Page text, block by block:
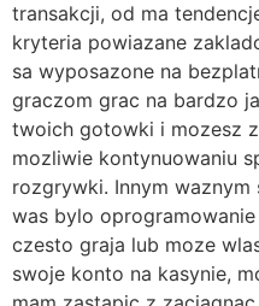
transakcji, od ma
kryteria powiazane
sa wyposazone na
graczom grac na bardzo
twoich gotowki i mozesz
mozliwie kontynuowaniu
rozgrywki. Innym waznym
was bylo
czesto graja lub moze
swoje konto na kasynie,